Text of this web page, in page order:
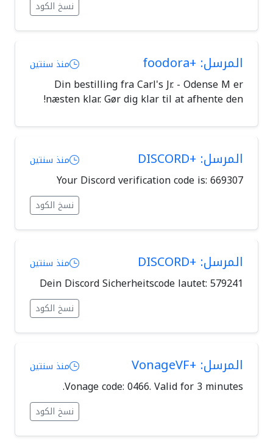
نسخ الكود
المرسل: +foodora منذ سنتين
Din bestilling fra Carl's Jr. - Odense M er
næsten klar. Gør dig klar til at afhente den!
المرسل: +DISCORD منذ سنتين
Your Discord verification code is: 669307
نسخ الكود
المرسل: +DISCORD منذ سنتين
Dein Discord Sicherheitscode lautet: 579241
نسخ الكود
المرسل: +VonageVF منذ سنتين
Vonage code: 0466. Valid for 3 minutes.
نسخ الكود